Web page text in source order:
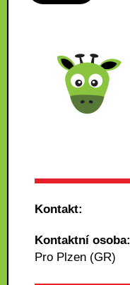
Kontakt:
Kontaktní osoba:
Pro Plzen (GR)